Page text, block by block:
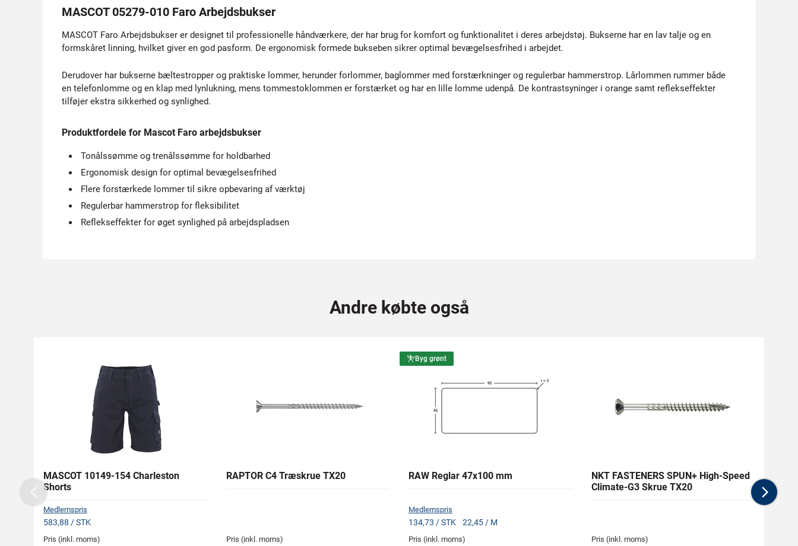
MASCOT 05279-010 Faro Arbejdsbukser
MASCOT Faro Arbejdsbukser er designet til professionelle håndværkere, der har brug for komfort og funktionalitet i deres arbejdstøj. Bukserne har en lav talje og en
formskåret linning, hvilket giver en god pasform. De ergonomisk formede bukseben sikrer optimal bevægelsesfrihed i arbejdet.
Derudover har bukserne bæltestropper og praktiske lommer, herunder forlommer, baglommer med forstærkninger og regulerbar hammerstrop. Lårlommen rummer både
en telefonlomme og en klap med lynlukning, mens tommestoklommen er forstærket og har en lille lomme udenpå. De kontrastsyninger i orange samt reflekseffekter
tilføjer ekstra sikkerhed og synlighed.
Produktfordele for Mascot Faro arbejdsbukser
Tonålssømme og trenålssømme for holdbarhed
Ergonomisk design for optimal bevægelsesfrihed
Flere forstærkede lommer til sikre opbevaring af værktøj
Regulerbar hammerstrop for fleksibilitet
Reflekseffekter for øget synlighed på arbejdspladsen
Andre købte også
MASCOT 10149-154 Charleston
Shorts
Medlemspris
583,88 / STK
Pris (inkl. moms)
RAPTOR C4 Træskrue TX20
Pris (inkl. moms)
Byg grønt
RAW Reglar 47x100 mm
Medlemspris
134,73 / STK 22,45 / M
Pris (inkl. moms)
NKT FASTENERS SPUN+ High-Speed
Climate-G3 Skrue TX20
Pris (inkl. moms)
Previous